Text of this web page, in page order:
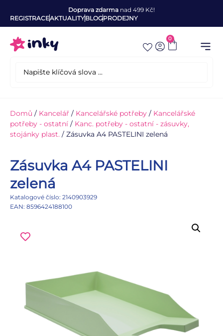
Doprava zdarma nad 499 Kč!
REGISTRACEAKTUALITYBLOGPRODEJNY
0
Domů / Kancelář / Kancelářské potřeby / Kancelářské
potřeby - ostatní / Kanc. potřeby - ostatní - zásuvky,
stojánky plast. / Zásuvka A4 PASTELINI zelená
Zásuvka A4 PASTELINI
zelená
Katalogové číslo: 2140903929
EAN: 8596424188100